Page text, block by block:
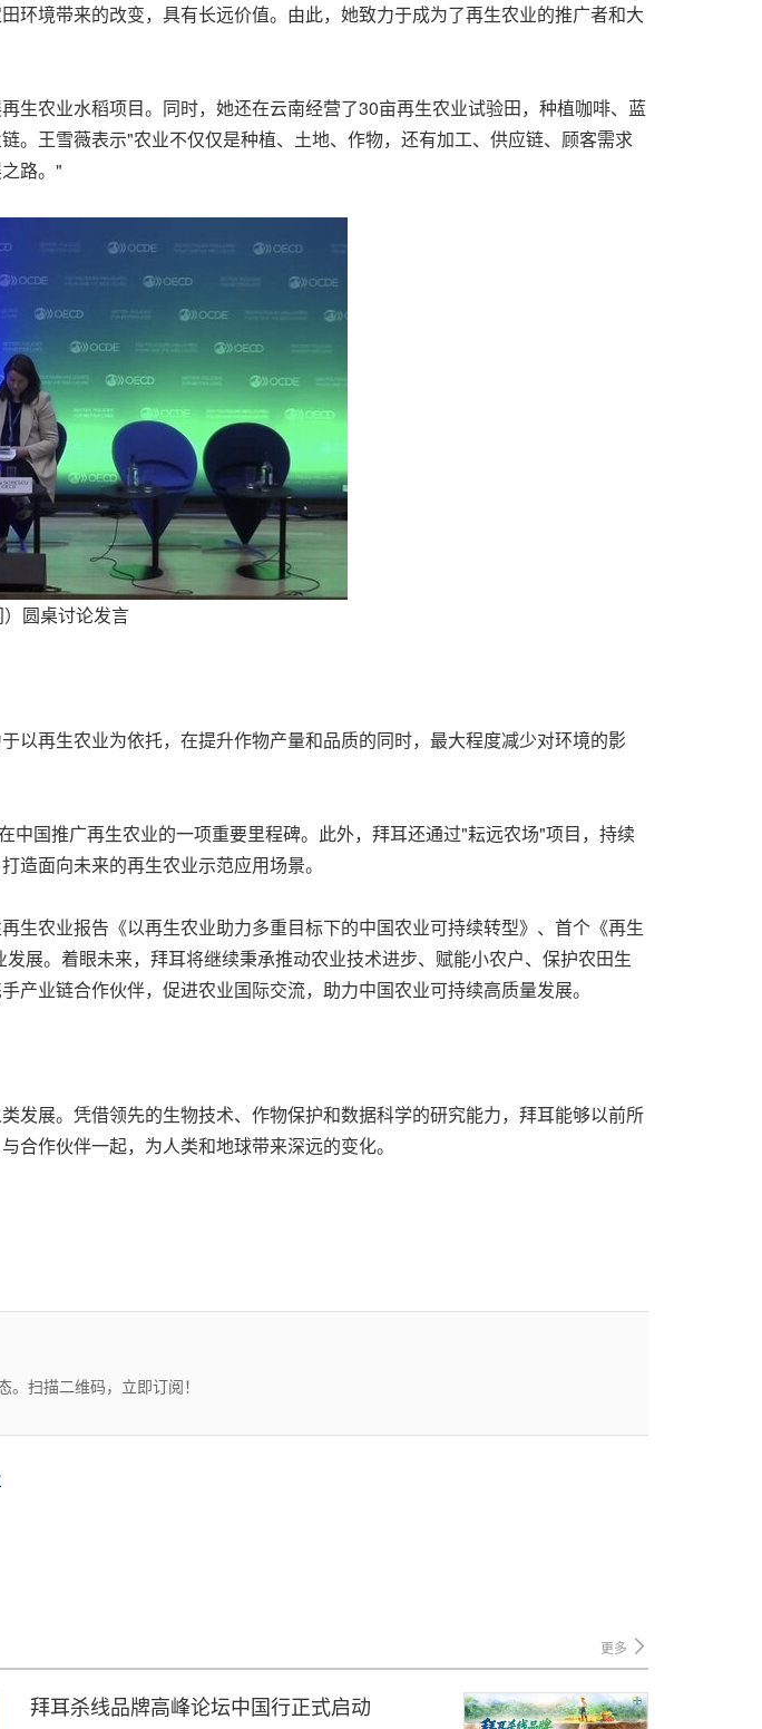
境带来的改变，具有长远价值。由此，她致力于成为了再生农业的推广者和大
生农业水稻项目。同时，她还在云南经营了30亩再生农业试验田，种植咖啡、蓝
。王雪薇表示"农业不仅仅是种植、土地、作物，还有加工、供应链、顾客需求
路。"
圆桌讨论发言
以再生农业为依托，在提升作物产量和品质的同时，最大程度减少对环境的影
国推广再生农业的一项重要里程碑。此外，拜耳还通过"耘远农场"项目，持续
造面向未来的再生农业示范应用场景。
农业报告《以再生农业助力多重目标下的中国农业可持续转型》、首个《再生
展。着眼未来，拜耳将继续秉承推动农业技术进步、赋能小农户、保护农田生
业链合作伙伴，促进农业国际交流，助力中国农业可持续高质量发展。
发展。凭借领先的生物技术、作物保护和数据科学的研究能力，拜耳能够以前所
作伙伴一起，为人类和地球带来深远的变化。
扫描二维码，立即订阅！
更多
拜耳杀线品牌高峰论坛中国行正式启动